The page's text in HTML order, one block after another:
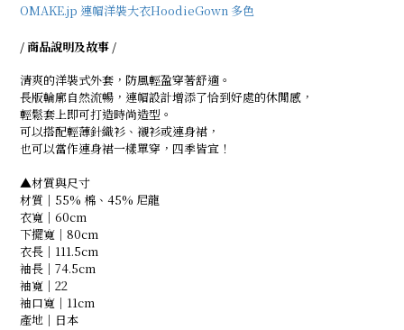
OMAKE.jp 連帽洋裝大衣HoodieGown 多色
/ 商品說明及故事 /
清爽的洋裝式外套，防風輕盈穿著舒適。
長版輪廓自然流暢，連帽設計增添了恰到好處的休閒感，
輕鬆套上即可打造時尚造型。
可以搭配輕薄針織衫、襯衫或連身裙，
也可以當作連身裙一樣單穿，四季皆宜！
▲材質與尺寸
材質｜55% 棉、45% 尼龍
衣寬｜60cm
下擺寬｜80cm
衣長｜111.5cm
袖長｜74.5cm
袖寬｜22
袖口寬｜11cm
產地｜日本